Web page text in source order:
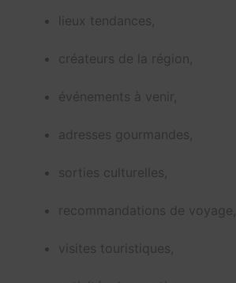
lieux tendances,
créateurs de la région,
événements à venir,
adresses gourmandes,
sorties culturelles,
recommandations de voyage,
visites touristiques,